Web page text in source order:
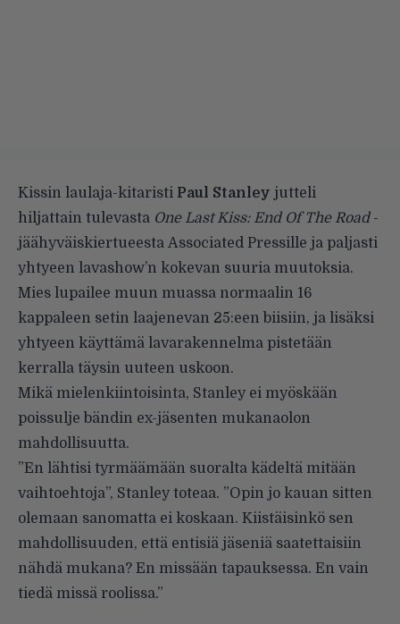
Kissin laulaja-kitaristi Paul Stanley jutteli
hiljattain tulevasta One Last Kiss: End Of The Road-
jäähyväiskiertueesta Associated Pressille ja paljasti
yhtyeen lavashow’n kokevan suuria muutoksia.
Mies lupailee muun muassa normaalin 16
kappaleen setin laajenevan 25:een biisiin, ja lisäksi
yhtyeen käyttämä lavarakennelma pistetään
kerralla täysin uuteen uskoon.
Mikä mielenkiintoisinta, Stanley ei myöskään
poissulje bändin ex-jäsenten mukanaolon
mahdollisuutta.
”En lähtisi tyrmäämään suoralta kädeltä mitään
vaihtoehtoja”, Stanley toteaa. ”Opin jo kauan sitten
olemaan sanomatta ei koskaan. Kiistäisinkö sen
mahdollisuuden, että entisiä jäseniä saatettaisiin
nähdä mukana? En missään tapauksessa. En vain
tiedä missä roolissa.”